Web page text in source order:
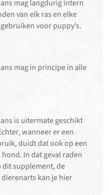
mag langdurig intern
van elk ras en elke
voor puppy’s.
mag in principe in alle
is uitermate geschikt
wanneer er een
duidt dat ook op een
In dat geval raden
dit supplement, de
kan je hier